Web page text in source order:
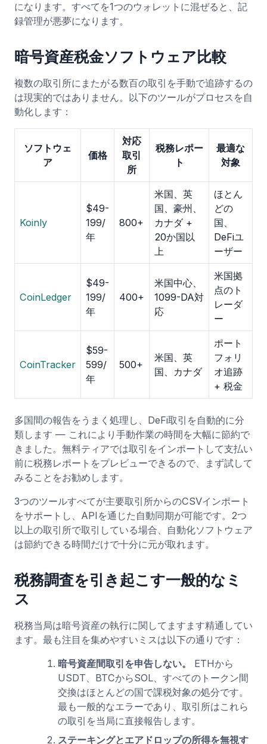
になります。すべてを1つのウォレットに混ぜると、記
録管理が悪夢になります。
暗号資産税金ソフトウェア比較
複数の取引所にまたがる数百の取引を手動で追跡するの
は現実的ではありません。以下のツールがプロセスを自
動化します：
ソフトウェ
ア
価格
対応
取引
所
税務レポー
ト
最適な
対象
Koinly
$49-
199/
年
800+
米国、英
国、豪州、
カナダ +
20か国以
上
ほとん
どの
国、
DeFiユ
ーザー
CoinLedger
$49-
199/
年
400+
米国中心、
1099-DA対
応
米国拠
点のト
レーダ
ー
CoinTracker
$59-
599/
年
500+
米国、英
国、カナダ
ポート
フォリ
オ追跡
+ 税金
多国間の報告をうまく処理し、DeFi取引を自動的に分
類します — これにより手動作業の時間を大幅に節約で
きました。無料ティアでは取引をインポートして支払い
前に税務レポートをプレビューできるので、まず試して
みることをお勧めします。
3つのツールすべてが主要取引所からのCSVインポート
をサポートし、APIを通じた自動同期が可能です。2つ
以上の取引所で取引している場合、自動化ソフトウェア
は節約できる時間だけで十分に元が取れます。
税務調査を引き起こす一般的なミ
ス
税務当局は暗号資産の執行に関してますます精通してい
ます。最も注目を集めやすいミスは以下の通りです：
暗号資産間取引を申告しない。
ETHから
USDT、BTCからSOL、すべてのトークン間
交換はほとんどの国で課税対象の処分です。
最も一般的なエラーであり、取引所はこれら
の取引を当局に直接報告します。
ステーキングとエアドロップの所得を無視す